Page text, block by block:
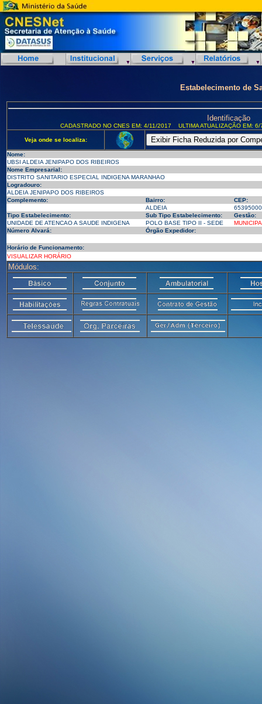
Estabelecimento de
Identificação
CADASTRADO NO CNES EM: 4/11/2017 ULTIMA ATUALIZAÇÃO EM:
Veja onde se localiza:
Nome:
UBSI ALDEIA JENIPAPO DOS RIBEIROS
Nome Empresarial:
DISTRITO SANITARIO ESPECIAL INDIGENA MARANHAO
Logradouro:
ALDEIA JENIPAPO DOS RIBEIROS
Complemento:
Bairro:
CEP:
ALDEIA
65395000
Tipo Estabelecimento:
Sub Tipo Estabelecimento:
Gestão:
UNIDADE DE ATENCAO A SAUDE INDIGENA
POLO BASE TIPO II - SEDE
Número Alvará:
Órgão Expedidor:
Horário de Funcionamento:
VISUALIZAR HORÁRIO
Módulos: